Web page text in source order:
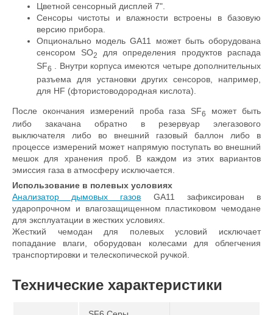
Цветной сенсорный дисплей 7".
Сенсоры чистоты и влажности встроены в базовую
версию прибора.
Опционально модель GA11 может быть оборудована
сенсором SO2
для определения продуктов распада
SF6
. Внутри корпуса имеются четыре дополнительных
разъема для установки других сенсоров, например,
для HF (фтористоводородная кислота).
После окончания измерений проба газа SF6
может быть
либо закачана обратно в резервуар элегазового
выключателя либо во внешний газовый баллон либо в
процессе измерений может напрямую поступать во внешний
мешок для хранения проб. В каждом из этих вариантов
эмиссия газа в атмосферу исключается.
Использование в полевых условиях
Анализатор дымовых газов GA11 зафиксирован в
ударопрочном и влагозащищенном пластиковом чемодане
для эксплуатации в жестких условиях.
Жесткий чемодан для полевых условий исключает
попадание влаги, оборудован колесами для облегчения
транспортировки и телескопической ручкой.
Технические характеристики